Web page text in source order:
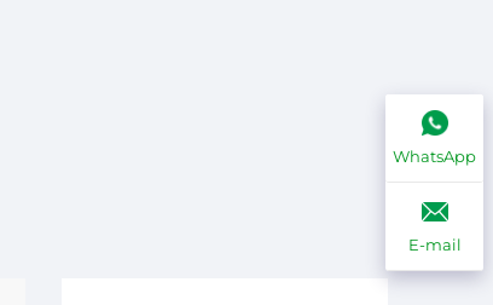
WhatsApp
E-mail